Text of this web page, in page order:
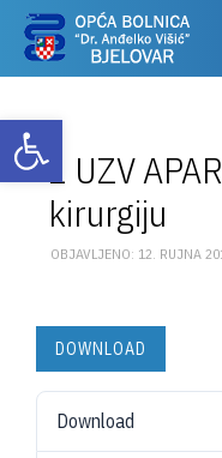
Otvori alatnu traku
1 UZV
kirurgiju
OBJAVLJENO: 12. RUJNA
DOWNLOAD
Download